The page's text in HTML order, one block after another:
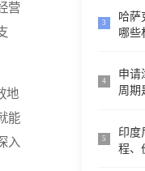
营
地
能
入
3
哈萨
哪些
4
申请
周期
5
印度
程、